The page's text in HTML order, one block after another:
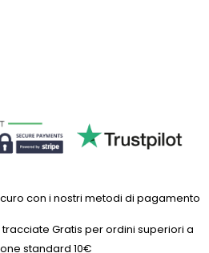
con i nostri metodi di pagamento
Gratis per ordini superiori a
standard 10€